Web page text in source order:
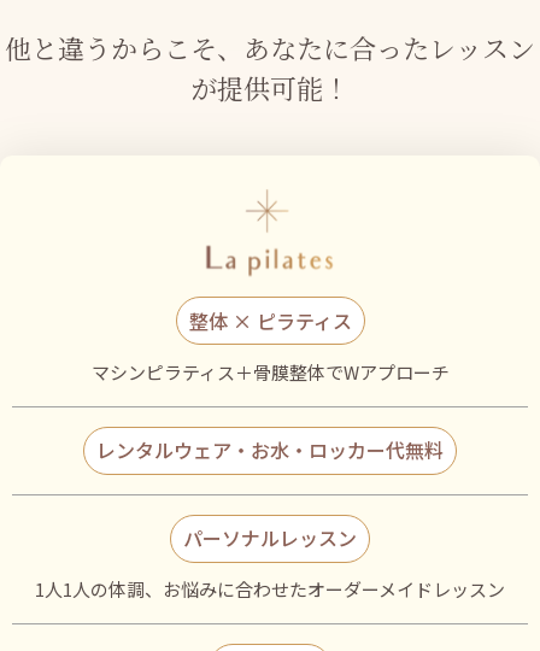
他と違うからこそ、あなたに合ったレッスン
が提供可能！
整体 × ピラティス
マシンピラティス＋骨膜整体でWアプローチ
レンタルウェア・お水・ ロッカー代無料
パーソナルレッスン
1人1人の体調、お悩みに合わせたオーダーメイドレッスン